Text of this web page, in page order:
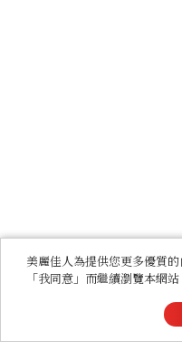
美麗佳人為提供您更多優質
「我同意」而繼續瀏覽本網